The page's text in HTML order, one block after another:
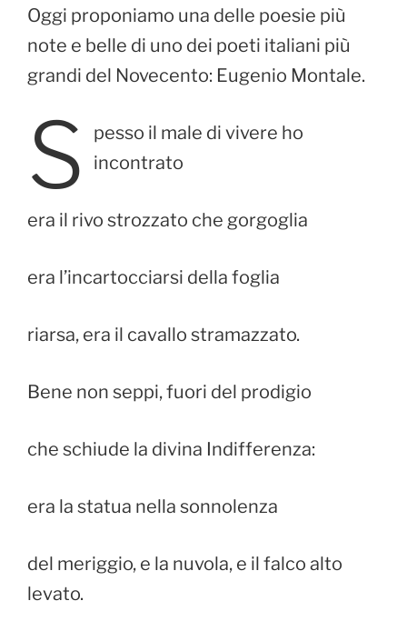
k
Oggi proponiamo una delle poesie più
note e belle di uno dei poeti italiani più
grandi del Novecento: Eugenio Montale.
S
pesso il male di vivere ho
incontrato
era il rivo strozzato che gorgoglia
era l’incartocciarsi della foglia
riarsa, era il cavallo stramazzato.
Bene non seppi, fuori del prodigio
che schiude la divina Indifferenza:
era la statua nella sonnolenza
del meriggio, e la nuvola, e il falco alto
levato.